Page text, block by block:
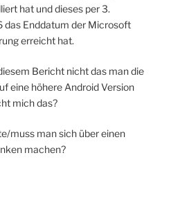
hat und dieses per 3.
das Enddatum der Microsoft
erreicht hat.
Bericht nicht das man die
eine höhere Android Version
mich das?
muss man sich über einen
machen?